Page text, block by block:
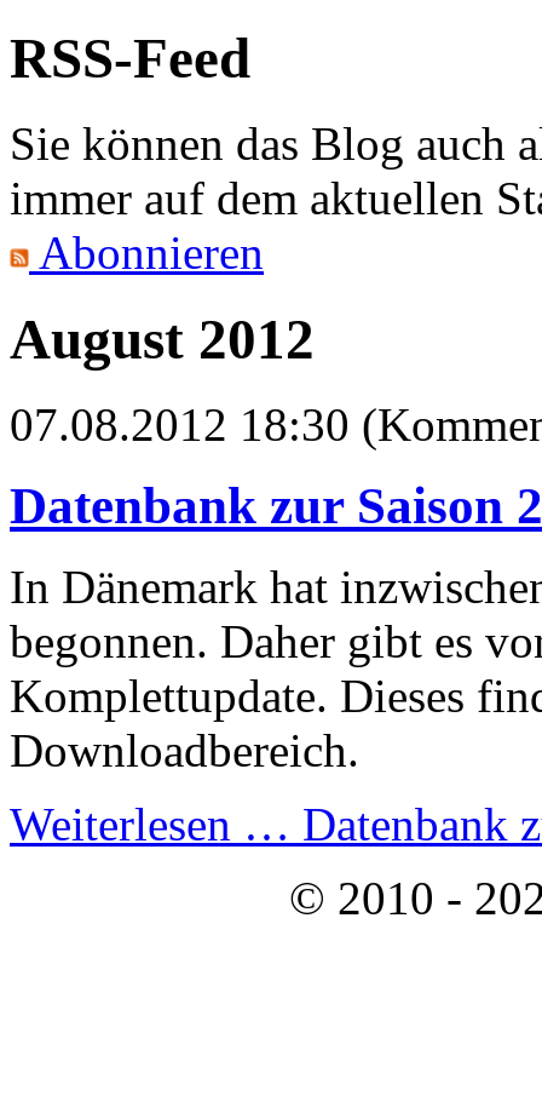
RSS-Feed
Sie können das Blog auch
immer auf dem aktuellen
Abonnieren
August 2012
07.08.2012 18:30
Datenbank zur Saison
In Dänemark hat
begonnen. Daher gibt es
Komplettupdate. Dieses
Downloadbereich.
Weiterlesen … Datenbank
© 2010 -